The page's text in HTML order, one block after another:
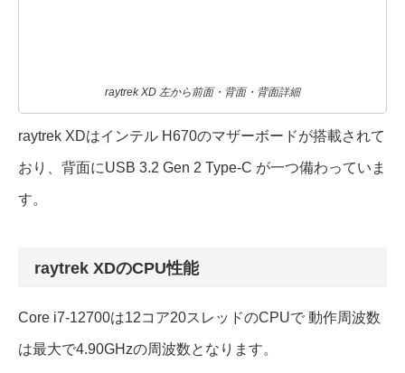
raytrek XD 左から前面・背面・背面詳細
raytrek XDはインテル H670のマザーボードが搭載されて
おり、背面にUSB 3.2 Gen 2 Type-C が一つ備わっていま
す。
raytrek XDのCPU性能
Core i7-12700は12コア20スレッドのCPUで 動作周波数
は最大で4.90GHzの周波数となります。